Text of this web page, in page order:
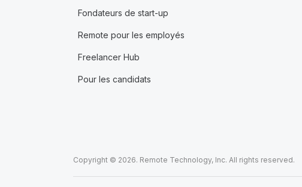
Fondateurs de start-up
Remote pour les employés
Freelancer Hub
Pour les candidats
Copyright © 2026. Remote Technology, Inc. All rights reserved.